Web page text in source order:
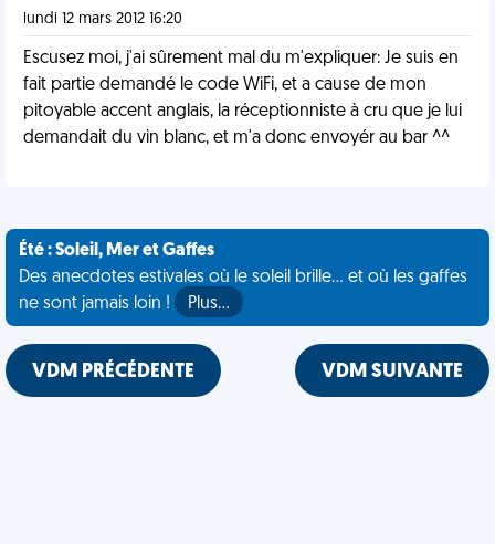
lundi 12 mars 2012 16:20
Escusez moi, j'ai sûrement mal du m'expliquer: Je suis en
fait partie demandé le code WiFi, et a cause de mon
pitoyable accent anglais, la réceptionniste à cru que je lui
demandait du vin blanc, et m'a donc envoyér au bar ^^
Été : Soleil, Mer et Gaffes
Des anecdotes estivales où le soleil brille... et où les gaffes
ne sont jamais loin !
Plus…
VDM PRÉCÉDENTE VDM SUIVANTE